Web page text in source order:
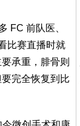
FC 前队医、
比赛直播时就
承重，腓骨则
完全恢复到比